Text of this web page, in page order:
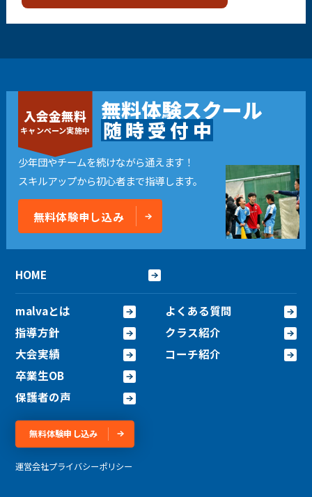
入会金無料
キャンペーン実施中
無料体験スクール
随時受付 中
少年団やチームを続けながら通えます！
スキルアップから初心者まで指導します。
無料体験申し込み
HOME
malvaとは
指導方針
大会実績
卒業生OB
保護者の声
よくある質問
クラス紹介
コーチ紹介
無料体験申し込み
運営会社プライバシーポリシー